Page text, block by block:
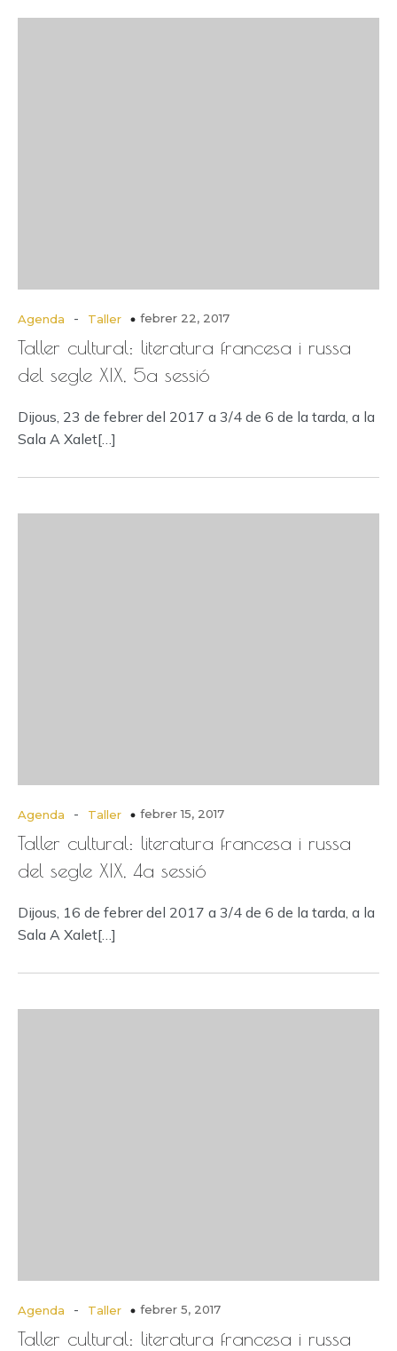
Agenda - Taller febrer 22, 2017
Taller cultural: literatura francesa i russa
del segle XIX, 5a sessió
Dijous, 23 de febrer del 2017 a 3/4 de 6 de la tarda, a la
Sala A Xalet[…]
Agenda - Taller febrer 15, 2017
Taller cultural: literatura francesa i russa
del segle XIX, 4a sessió
Dijous, 16 de febrer del 2017 a 3/4 de 6 de la tarda, a la
Sala A Xalet[…]
Agenda - Taller febrer 5, 2017
Taller cultural: literatura francesa i russa